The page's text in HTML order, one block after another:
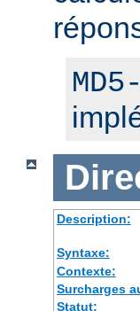
Description:
Syntaxe:
Contexte:
Surcharges
Statut: